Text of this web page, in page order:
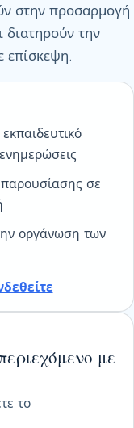
στην προσαρμογή
διατηρούν την
επίσκεψη.
σε
οργάνωση των
με
το